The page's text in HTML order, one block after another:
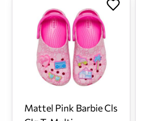
Mattel Pink Barbie Cls